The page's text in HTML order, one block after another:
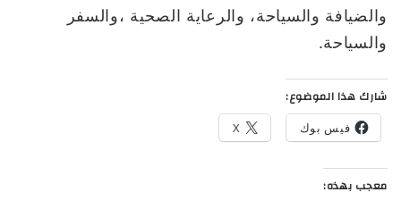
والضيافة والسياحة، والرعاية الصحية ،والسفر
والسياحة.
شارك هذا الموضوع:
فيس بوك X
معجب بهذه: